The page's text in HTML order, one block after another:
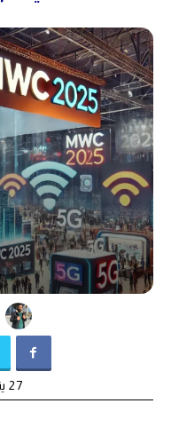
27 يناير، 2025